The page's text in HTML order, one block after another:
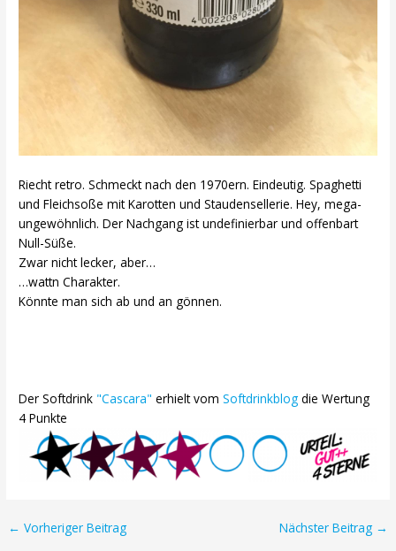
Riecht retro. Schmeckt nach den 1970ern. Eindeutig. Spaghetti
und Fleichsoße mit Karotten und Staudensellerie. Hey, mega-
ungewöhnlich. Der Nachgang ist undefinierbar und offenbart
Null-Süße.
Zwar nicht lecker, aber…
…wattn Charakter.
Könnte man sich ab und an gönnen.
Der Softdrink "Cascara" erhielt vomSoftdrinkblog die Wertung
4 Punkte
Post
← Vorheriger Beitrag Nächster Beitrag →